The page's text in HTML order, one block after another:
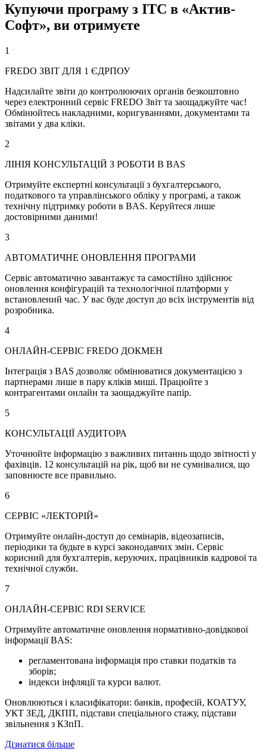
Купуючи програму з ІТС в «Актив-
Софт», ви отримуєте
1
FREDO ЗВІТ ДЛЯ 1 ЄДРПОУ
Надсилайте звіти до контролюючих органів безкоштовно
через електронний сервіс FREDO Звіт та заощаджуйте час!
Обмінюйтесь накладними, коригуваннями, документами та
звітами у два кліки.
2
ЛІНІЯ КОНСУЛЬТАЦІЙ З РОБОТИ В BAS
Отримуйте експертні консультації з бухгалтерського,
податкового та управлінського обліку у програмі, а також
технічну підтримку роботи в BAS. Керуйтеся лише
достовірними даними!
3
АВТОМАТИЧНЕ ОНОВЛЕННЯ ПРОГРАМИ
Сервіс автоматично завантажує та самостійно здійснює
оновлення конфігурацій та технологічної платформи у
встановлений час. У вас буде доступ до всіх інструментів від
розробника.
4
ОНЛАЙН-СЕРВІС FREDO ДОКМЕН
Інтеграція з BAS дозволяє обмінюватися документацією з
партнерами лише в пару кліків миші. Працюйте з
контрагентами онлайн та заощаджуйте папір.
5
КОНСУЛЬТАЦІЇ АУДИТОРА
Уточнюйте інформацію з важливих питаннь щодо звітності у
фахівців. 12 консультацій на рік, щоб ви не сумнівалися, що
заповнюєте все правильно.
6
СЕРВІС «ЛЕКТОРІЙ»
Отримуйте онлайн-доступ до семінарів, відеозаписів,
періодики та будьте в курсі законодавчих змін. Сервіс
корисний для бухгалтерів, керуючих, працівників кадрової та
технічної служби.
7
ОНЛАЙН-СЕРВІС RDI SERVICE
Отримуйте автоматичне оновлення нормативно-довідкової
інформації BAS:
регламентована інформація про ставки податків та
зборів;
індекси інфляції та курси валют.
Оновлюються і класифікатори: банків, професій, КОАТУУ,
УКТ ЗЕД, ДКПП, підстави спеціального стажу, підстави
звільнення з КЗпП.
Дізнатися більше